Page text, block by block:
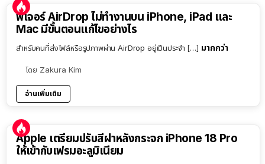
ฟีเจอร์ AirDrop ไม่ทำงานบน iPhone, iPad และ
Mac มีขั้นตอนแก้ไขอย่างไร
สำหรับคนที่ส่งไฟล์หรือรูปภาพผ่าน AirDrop อยู่เป็นประจำ […] มากกว่า
โดย Zakura Kim
อ่านเพิ่มเติม
Apple เตรียมปรับสีฝาหลังกระจก iPhone 18 Pro
ให้เข้ากับเฟรมอะลูมิเนียม